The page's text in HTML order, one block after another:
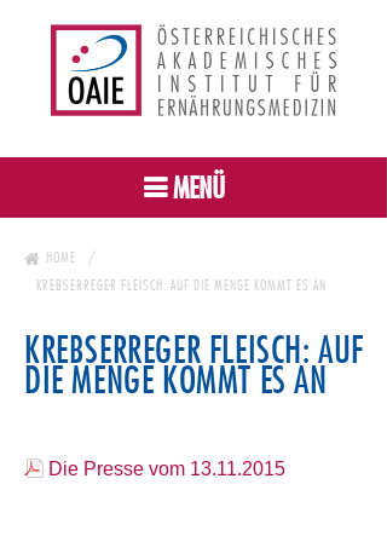
MENÜ
HOME
KREBSERREGER FLEISCH: AUF DIE MENGE KOMMT ES AN
KREBSERREGER FLEISCH: AUF
DIE MENGE KOMMT ES AN
Die Presse vom 13.11.2015